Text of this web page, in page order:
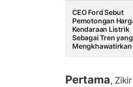
CEO Ford Sebut
Pemotongan
Kendaraan Listrik
Sebagai Tren yang
Mengkhawatirkan
Pertama,